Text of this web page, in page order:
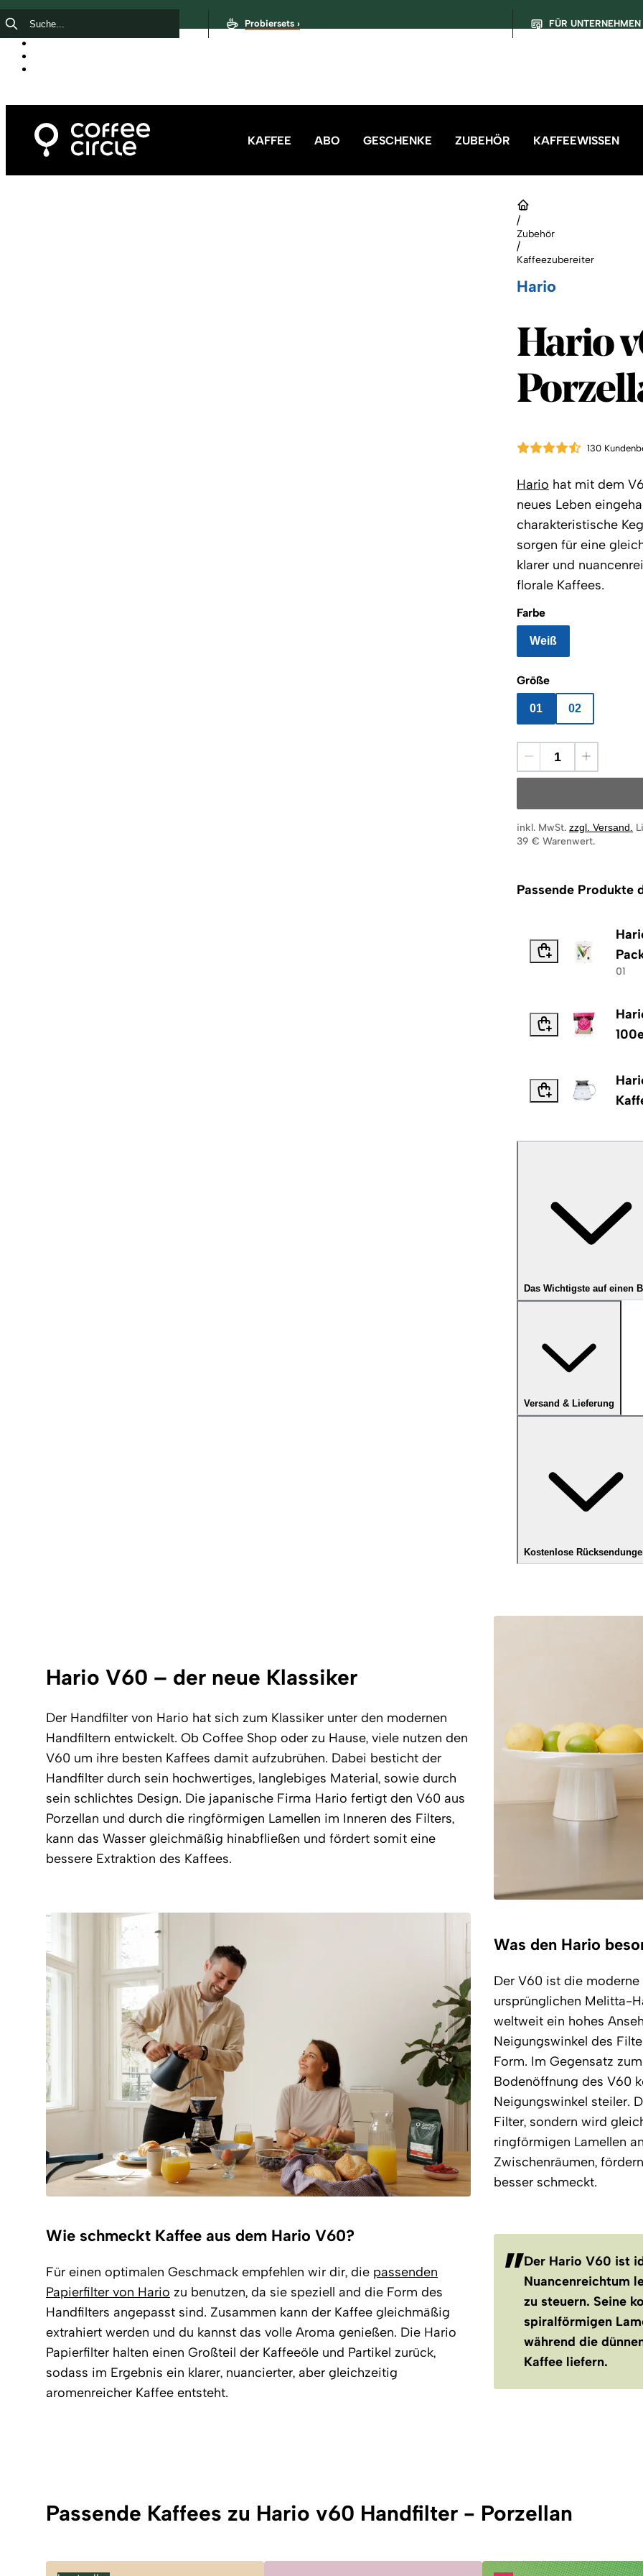
Probiersets › FÜR UNTERNEHMEN
KAFFEE ABO GESCHENKE ZUBEHÖR KAFFEEWISSEN
/
Zubehör
/
Kaffeezubereiter
Farbe
Weiß
Größe
01 02
Hario
Hario
Hario
130
Hario hat mit dem
neues Leben
charakteristische
sorgen für eine
klarer und
florale Kaffees.
inkl. MwSt. zzgl. Versand
39 € Warenwert.
Passende Produkte
01
Das Wichtigste auf einen
Versand & Lieferung
Kostenlose
Hario V60 – der neue Klassiker
Der Handfilter von Hario hat sich zum Klassiker unter den modernen
Handfiltern entwickelt. Ob Coffee Shop oder zu Hause, viele nutzen den
V60 um ihre besten Kaffees damit aufzubrühen. Dabei besticht der
Handfilter durch sein hochwertiges, langlebiges Material, sowie durch
sein schlichtes Design. Die japanische Firma Hario fertigt den V60 aus
Porzellan und durch die ringförmigen Lamellen im Inneren des Filters,
kann das Wasser gleichmäßig hinabfließen und fördert somit eine
bessere Extraktion des Kaffees.
Was den Hario
Der V60 ist die
ursprünglichen Melitta-
weltweit ein hohes
Neigungswinkel des
Form. Im Gegensatz
Bodenöffnung des V60
Neigungswinkel steiler.
Filter, sondern wird
ringförmigen Lamellen
Zwischenräumen,
besser schmeckt.
Wie schmeckt Kaffee aus dem Hario V60?
Für einen optimalen Geschmack empfehlen wir dir, die passenden
Papierfilter von Hario zu benutzen, da sie speziell and die Form des
Handfilters angepasst sind. Zusammen kann der Kaffee gleichmäßig
extrahiert werden und du kannst das volle Aroma genießen. Die Hario
Papierfilter halten einen Großteil der Kaffeeöle und Partikel zurück,
sodass im Ergebnis ein klarer, nuancierter, aber gleichzeitig
aromenreicher Kaffee entsteht.
Der Hario V60 ist
Nuancenreichtum
zu steuern. Seine
spiralförmigen
während die
Kaffee liefern.
Passende Kaffees zu Hario v60 Handfilter - Porzellan